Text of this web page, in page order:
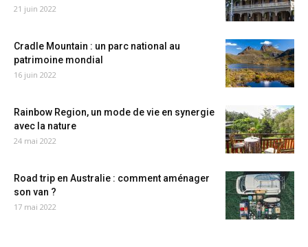
21 juin 2022
Cradle Mountain : un parc national au
patrimoine mondial
16 juin 2022
Rainbow Region, un mode de vie en synergie
avec la nature
24 mai 2022
Road trip en Australie : comment aménager
son van ?
17 mai 2022